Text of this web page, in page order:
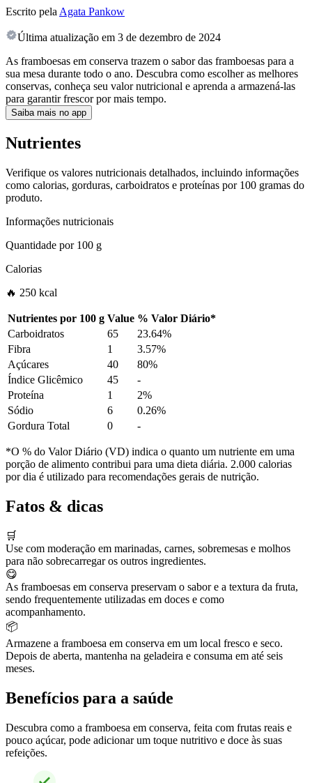
Escrito pela Agata Pankow
Última atualização em 3 de dezembro de 2024
As framboesas em conserva trazem o sabor das framboesas para a
sua mesa durante todo o ano. Descubra como escolher as melhores
conservas, conheça seu valor nutricional e aprenda a armazená-las
para garantir frescor por mais tempo.
Saiba mais no app
Nutrientes
Verifique os valores nutricionais detalhados, incluindo informações
como calorias, gorduras, carboidratos e proteínas por 100 gramas do
produto.
Informações nutricionais
Quantidade por100 g
Calorias
🔥 250 kcal
Nutrientes por 100 g Value % Valor Diário*
Carboidratos
65
23.64%
Fibra
1
3.57%
Açúcares
40
80%
Índice Glicêmico
45
-
Proteína
1
2%
Sódio
6
0.26%
Gordura Total
0 -
*O % do Valor Diário (VD) indica o quanto um nutriente em uma
porção de alimento contribui para uma dieta diária. 2.000 calorias
por dia é utilizado para recomendações gerais de nutrição.
Fatos & dicas
🛒
Use com moderação em marinadas, carnes, sobremesas e molhos
para não sobrecarregar os outros ingredientes.
😋
As framboesas em conserva preservam o sabor e a textura da fruta,
sendo frequentemente utilizadas em doces e como
acompanhamento.
📦
Armazene a framboesa em conserva em um local fresco e seco.
Depois de aberta, mantenha na geladeira e consuma em até seis
meses.
Benefícios para a saúde
Descubra como a framboesa em conserva, feita com frutas reais e
pouco açúcar, pode adicionar um toque nutritivo e doce às suas
refeições.